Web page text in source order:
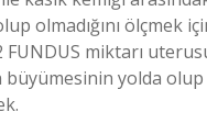
olmadığını ölçmek
FUNDUS miktarı
büyümesinin yolda